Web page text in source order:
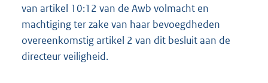
van artikel 10:12 van de Awb volmacht en
machtiging ter zake van haar bevoegdheden
overeenkomstig artikel 2 van dit besluit aan de
directeur veiligheid.